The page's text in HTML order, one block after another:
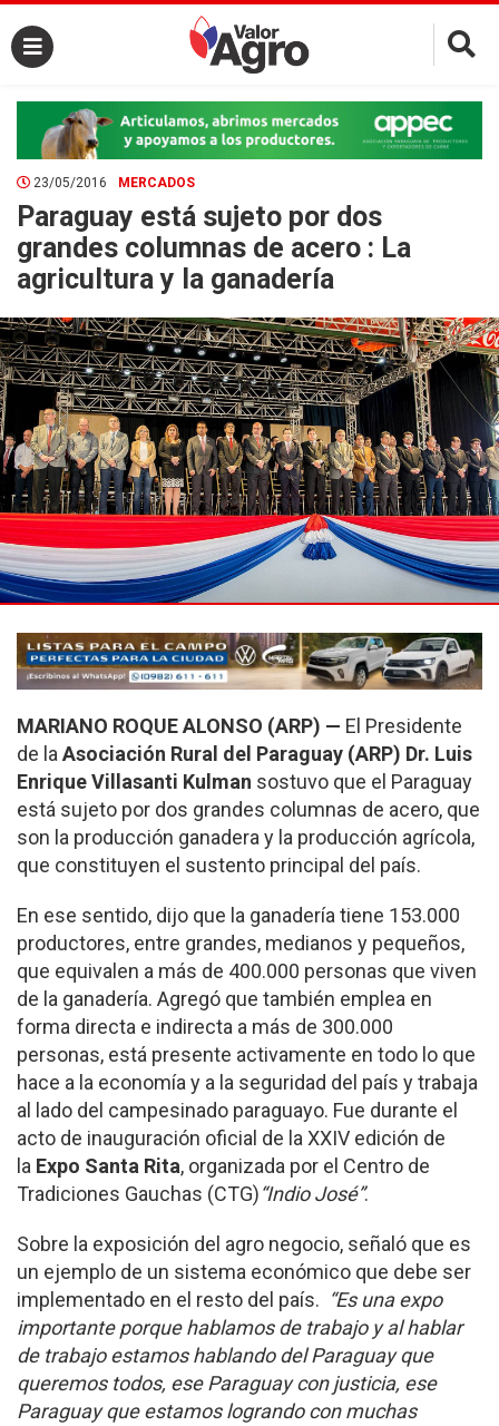
×
23/05/2016 MERCADOS
Paraguay está sujeto por dos
grandes columnas de acero : La
agricultura y la ganadería
MARIANO ROQUE ALONSO (ARP) — El Presidente
de laAsociación Rural del Paraguay (ARP) Dr. Luis
Enrique Villasanti Kulman sostuvo que el Paraguay
está sujeto por dos grandes columnas de acero, que
son la producción ganadera y la producción agrícola,
que constituyen el sustento principal del país.
En ese sentido, dijo que la ganadería tiene 153.000
productores, entre grandes, medianos y pequeños,
que equivalen a más de 400.000 personas que viven
de la ganadería. Agregó que también emplea en
forma directa e indirecta a más de 300.000
personas, está presente activamente en todo lo que
hace a la economía y a la seguridad del país y trabaja
al lado del campesinado paraguayo. Fue durante el
acto de inauguración oficial de la XXIV edición de
la Expo Santa Rita, organizada por el Centro de
Tradiciones Gauchas (CTG)“Indio José”.
Sobre la exposición del agro negocio, señaló que es
un ejemplo de un sistema económico que debe ser
implementado en el resto del país. “Es una expo
importante porque hablamos de trabajo y al hablar
de trabajo estamos hablando del Paraguay que
queremos todos, ese Paraguay con justicia, ese
Paraguay que estamos logrando con muchas